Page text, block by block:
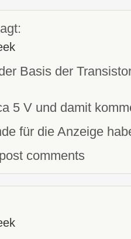
Basis der
5 V und damit
für die Anzeige
comments